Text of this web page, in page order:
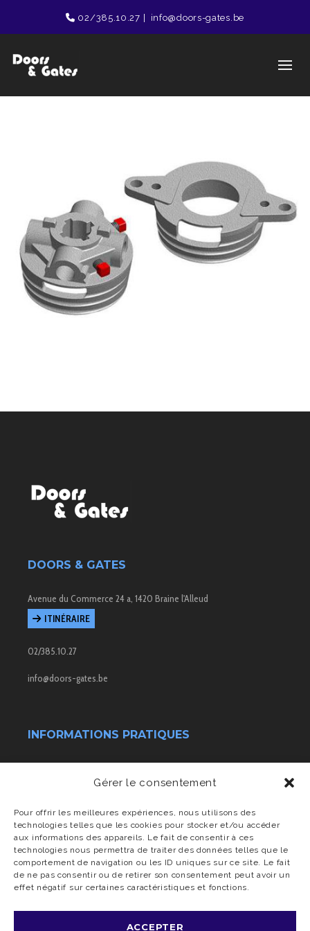
Gérer le consentement
Pour offrir les meilleures expériences, nous utilisons des
technologies telles que les cookies pour stocker et/ou accéder
aux informations des appareils. Le fait de consentir à ces
technologies nous permettra de traiter des données telles que le
comportement de navigation ou les ID uniques sur ce site. Le fait
de ne pas consentir ou de retirer son consentement peut avoir un
effet négatif sur certaines caractéristiques et fonctions.
ACCEPTER
02/385.10.27 info@doors-gates.be
DOORS & GATES
Avenue du Commerce 24 a, 1420 Braine l'Alleud
ITINÉRAIRE
02/385.10.27
info@doors-gates.be
INFORMATIONS PRATIQUES
Transport & livraison
Charte vie privée